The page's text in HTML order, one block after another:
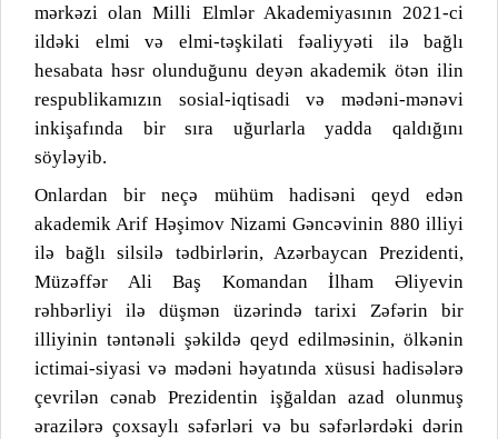
mərkəzi olan Milli Elmlər Akademiyasının 2021-ci
ildəki elmi və elmi-təşkilati fəaliyyəti ilə bağlı
hesabata həsr olunduğunu deyən akademik ötən ilin
respublikamızın sosial-iqtisadi və mədəni-mənəvi
inkişafında bir sıra uğurlarla yadda qaldığını
söyləyib.
Onlardan bir neçə mühüm hadisəni qeyd edən
akademik Arif Həşimov Nizami Gəncəvinin 880 illiyi
ilə bağlı silsilə tədbirlərin, Azərbaycan Prezidenti,
Müzəffər Ali Baş Komandan İlham Əliyevin
rəhbərliyi ilə düşmən üzərində tarixi Zəfərin bir
illiyinin təntənəli şəkildə qeyd edilməsinin, ölkənin
ictimai-siyasi və mədəni həyatında xüsusi hadisələrə
çevrilən cənab Prezidentin işğaldan azad olunmuş
ərazilərə çoxsaylı səfərləri və bu səfərlərdəki dərin